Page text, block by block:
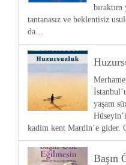
tantanasız ve beklentisiz
da…
yaşam
kadim kent Mardin’e gider.
Başın